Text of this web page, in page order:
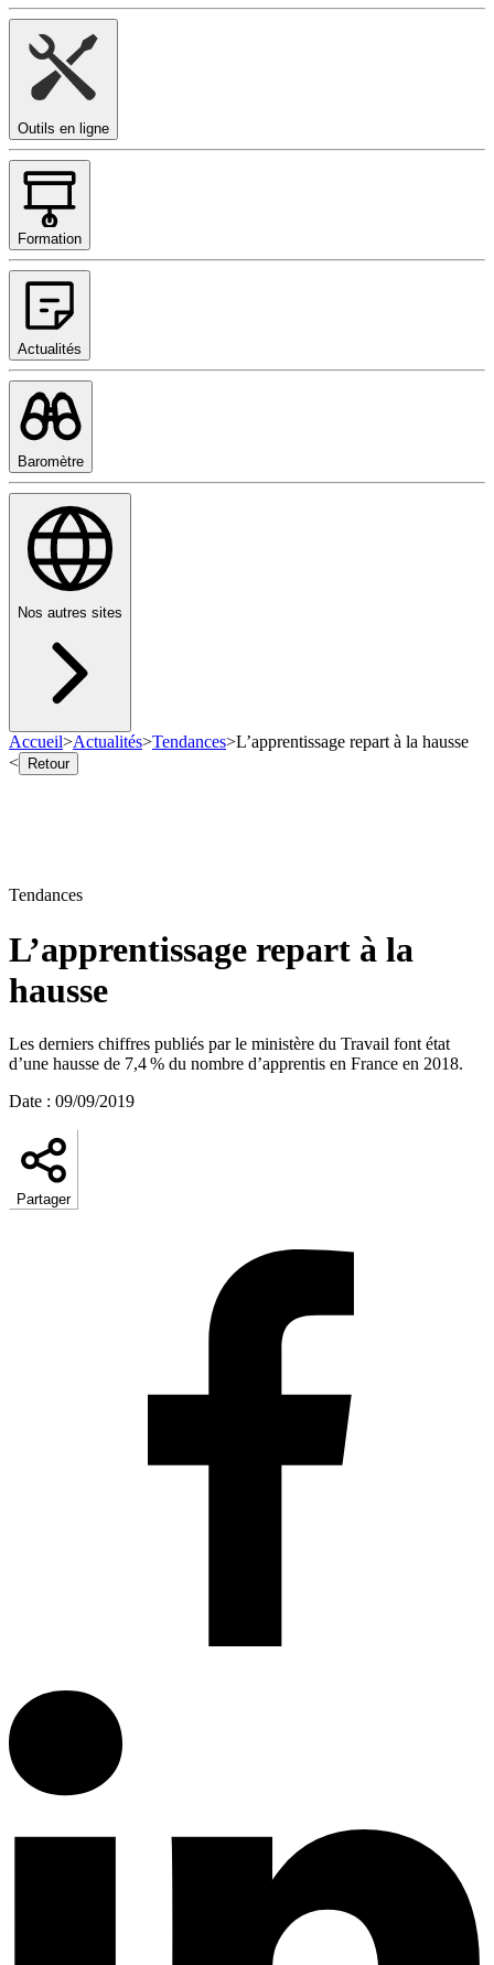
Outils en ligne
Formation
Actualités
Baromètre
Nos autres sites
Accueil>Actualités>Tendances>L’apprentissage repart à la hausse
<
Retour
Tendances
L’apprentissage repart à la
hausse
Les derniers chiffres publiés par le ministère du Travail font état
d’une hausse de 7,4 % du nombre d’apprentis en France en 2018.
Date : 09/09/2019
Partager